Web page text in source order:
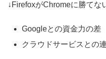
↓FirefoxがChromeに勝てな
Googleとの資金力の差
クラウドサービスとの